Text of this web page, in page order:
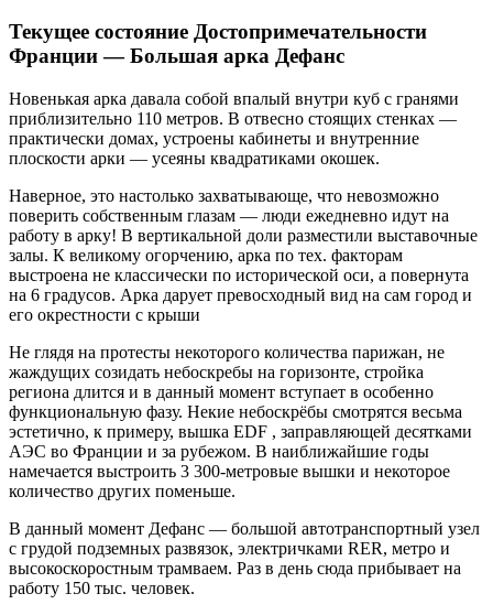
Текущее состояние Достопримечательности
Франции — Большая арка Дефанс
Новенькая арка давала собой впалый внутри куб с гранями
приблизительно 110 метров. В отвесно стоящих стенках —
практически домах, устроены кабинеты и внутренние
плоскости арки — усеяны квадратиками окошек.
Наверное, это настолько захватывающе, что невозможно
поверить собственным глазам — люди ежедневно идут на
работу в арку! В вертикальной доли разместили выставочные
залы. К великому огорчению, арка по тех. факторам
выстроена не классически по исторической оси, а повернута
на 6 градусов. Арка дарует превосходный вид на сам город и
его окрестности с крыши
Не глядя на протесты некоторого количества парижан, не
жаждущих созидать небоскребы на горизонте, стройка
региона длится и в данный момент вступает в особенно
функциональную фазу. Некие небоскрёбы смотрятся весьма
эстетично, к примеру, вышка EDF , заправляющей десятками
АЭС во Франции и за рубежом. В наиближайшие годы
намечается выстроить 3 300-метровые вышки и некоторое
количество других поменьше.
В данный момент Дефанс — большой автотранспортный узел
с грудой подземных развязок, электричками RER, метро и
высокоскоростным трамваем. Раз в день сюда прибывает на
работу 150 тыс. человек.